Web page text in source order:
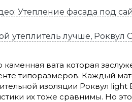
Утепление фасада под
утеплитель лучше, Роквул
каменная вата которая
типоразмеров. Каждый
изоляции Роквул light
их тоже сравнимы. Но